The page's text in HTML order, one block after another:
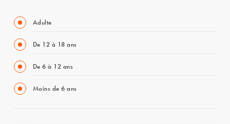
Adulte
De 12 à 18 ans
De 6 à 12 ans
Moins de 6 ans